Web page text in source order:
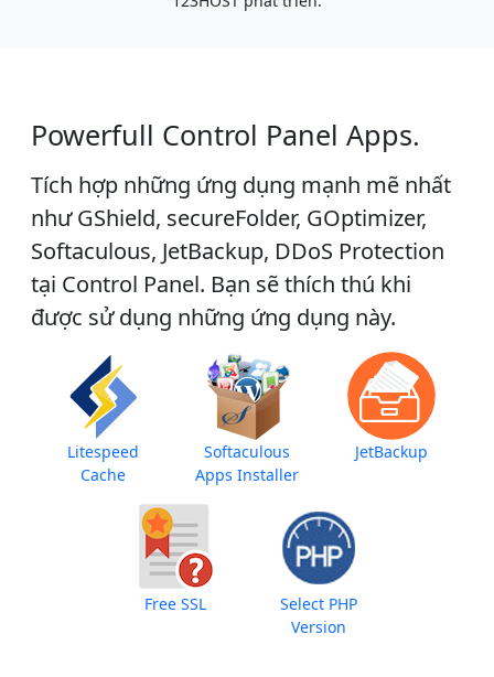
Powerfull Control Panel Apps.
Tích hợp những ứng dụng mạnh mẽ nhất
như GShield, secureFolder, GOptimizer,
Softaculous, JetBackup, DDoS Protection
tại Control Panel. Bạn sẽ thích thú khi
được sử dụng những ứng dụng này.
Litespeed
Cache
Softaculous
Apps Installer
JetBackup
Free SSL
Select PHP
Version